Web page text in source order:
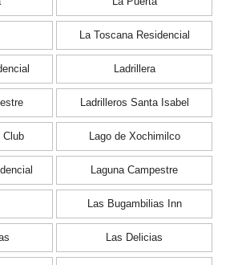
La Toscana Residencial
Ladrillera
Ladrilleros Santa Isabel
Club Lago de Xochimilco
Laguna Campestre
Las Bugambilias Inn
Las Delicias